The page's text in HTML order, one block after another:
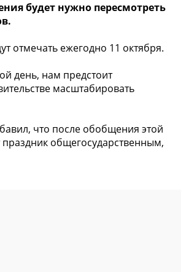
будет нужно пересмотреть
отмечать ежегодно 11 октября.
день, нам предстоит
масштабировать
что после обобщения этой
общегосударственным,